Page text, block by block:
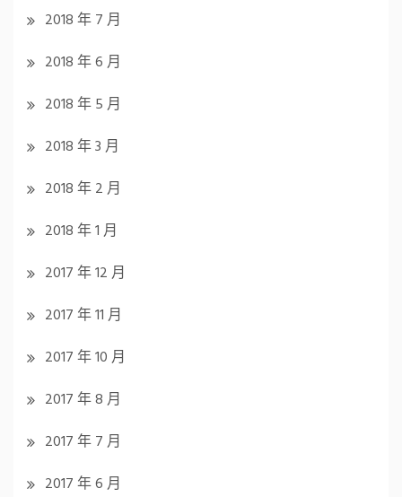
2018 年 7 月
2018 年 6 月
2018 年 5 月
2018 年 3 月
2018 年 2 月
2018 年 1 月
2017 年 12 月
2017 年 11 月
2017 年 10 月
2017 年 8 月
2017 年 7 月
2017 年 6 月